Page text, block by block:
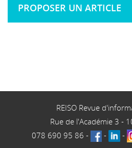
PROPOSER UN ARTICLE
REISO Revue
Rue de l'Académie 3 -
078 690 95 86 - - -